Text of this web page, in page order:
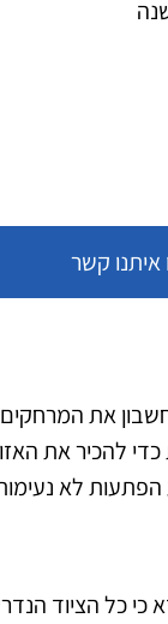
קשר
את
להכיר את
הפתעות לא
כי כל הציוד